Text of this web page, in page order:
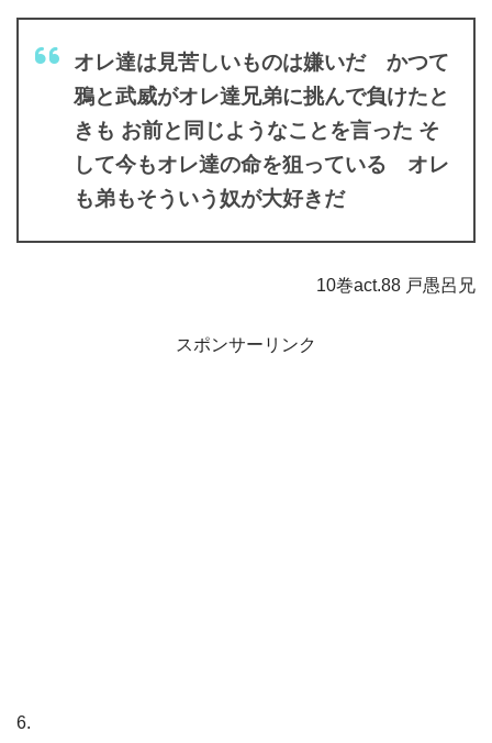
オレ達は見苦しいものは嫌いだ かつて
鴉と武威がオレ達兄弟に挑んで負けたと
きも お前と同じようなことを言った そ
して今もオレ達の命を狙っている オレ
も弟もそういう奴が大好きだ
10巻act.88 戸愚呂兄
スポンサーリンク
6.